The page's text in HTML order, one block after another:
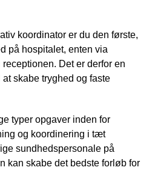
koordinator er du den første,
på hospitalet, enten via
Det er derfor en
skabe tryghed og faste
typer opgaver inden for
og koordinering i tæt
sundhedspersonale på
kan skabe det bedste forløb for